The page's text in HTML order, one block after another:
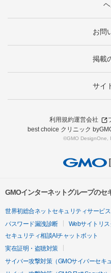
お問
掲載
サイ
利用規約運営会社
best choice クリニック
©GMO DesignOne,
GMOインターネットグループのセ
世界初総合ネットセキュリティサービス
パスワード漏洩診断
Webサイトリ
セキュリティ相談AIチャットボット
実在証明・盗聴対策
サイバー攻撃対策（GMOサイバーセキ